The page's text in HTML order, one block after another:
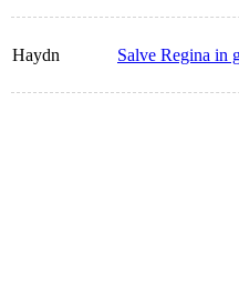
Haydn Salve Regina in